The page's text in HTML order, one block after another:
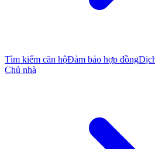
Tìm kiếm căn hộĐảm bảo hợp đồng
Chủ nhà